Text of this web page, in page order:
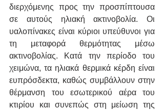
διερχόμενης προς την προσπίπτουσα
σε αυτούς ηλιακή ακτινοβολία. Οι
υαλοπίνακες είναι κύριοι υπεύθυνοι για
τη μεταφορά θερμότητας μέσω
ακτινοβολίας. Κατά την περίοδο του
χειμώνα, τα ηλιακά θερμικά κέρδη είναι
ευπρόσδεκτα, καθώς συμβάλλουν στην
θέρμανση του εσωτερικού αέρα του
κτιρίου και συνεπώς στη μείωση της